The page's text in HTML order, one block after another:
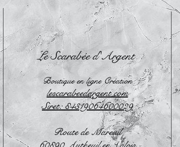
Le Scarabée d'Argent
Boutique en ligne Création
lescarabeedargent.com
Siret: 84319064600029
Route de Mareuil